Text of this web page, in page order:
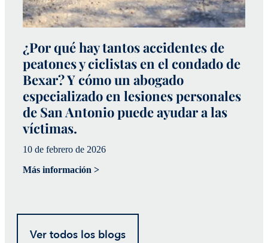
¿Por qué hay tantos accidentes de
peatones y ciclistas en el condado de
Bexar? Y cómo un abogado
especializado en lesiones personales
de San Antonio puede ayudar a las
víctimas.
10 de febrero de 2026
Más información >
Ver todos los blogs